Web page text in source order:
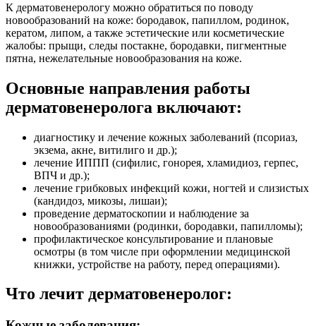
К дерматовенерологу можно обратиться по поводу
новообразований на коже: бородавок, папиллом, родинок,
кератом, липом, а также эстетические или косметические
жалобы: прыщи, следы постакне, бородавки, пигментные
пятна, нежелательные новообразования на коже.
Основные направления работы
дерматовенеролога включают:
диагностику и лечение кожных заболеваний (псориаз,
экзема, акне, витилиго и др.);
лечение ИППП (сифилис, гонорея, хламидиоз, герпес,
ВПЧ и др.);
лечение грибковых инфекций кожи, ногтей и слизистых
(кандидоз, микозы, лишаи);
проведение дерматоскопии и наблюдение за
новообразованиями (родинки, бородавки, папилломы);
профилактическое консультирование и плановые
осмотры (в том числе при оформлении медицинской
книжки, устройстве на работу, перед операциями).
Что лечит дерматовенеролог: